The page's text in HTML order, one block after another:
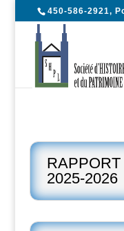
450-586-2921,
2025-2026